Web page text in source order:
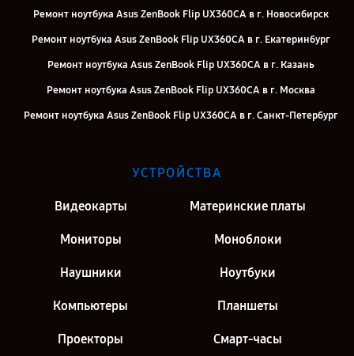
Ремонт ноутбука Asus ZenBook Flip UX360CA в г. Новосибирск
Ремонт ноутбука Asus ZenBook Flip UX360CA в г. Екатеринбург
Ремонт ноутбука Asus ZenBook Flip UX360CA в г. Казань
Ремонт ноутбука Asus ZenBook Flip UX360CA в г. Москва
Ремонт ноутбука Asus ZenBook Flip UX360CA в г. Санкт-Петербург
УСТРОЙСТВА
Видеокарты Материнские платы
Мониторы Моноблоки
Наушники Ноутбуки
Компьютеры Планшеты
Проекторы Смарт-часы